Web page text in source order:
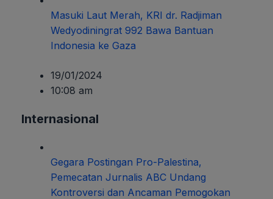
Masuki Laut Merah, KRI dr. Radjiman
Wedyodiningrat 992 Bawa Bantuan
Indonesia ke Gaza
19/01/2024
10:08 am
Internasional
Gegara Postingan Pro-Palestina,
Pemecatan Jurnalis ABC Undang
Kontroversi dan Ancaman Pemogokan